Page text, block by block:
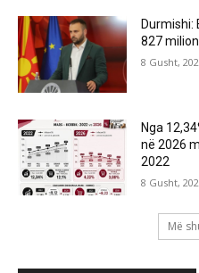
827
8 Gusht,
Nga
në 2026
2022
8 Gusht,
Më